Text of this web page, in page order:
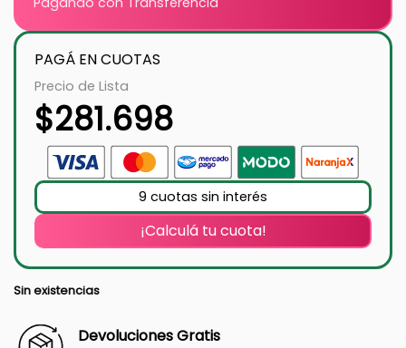
PAGÁ EN CUOTAS
Precio de Lista
$281.698
9 cuotas sin interés
¡Calculá tu cuota!
Sin existencias
Devoluciones Gratis